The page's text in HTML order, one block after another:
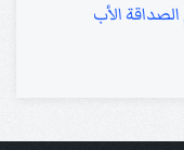
الصداقة الأب